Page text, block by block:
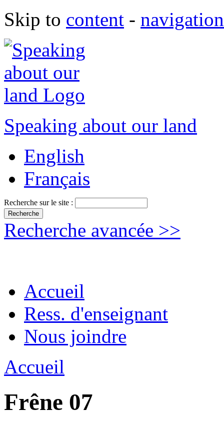
Skip to content - navigation
Speaking about our land
English
Français
Recherche sur le site :
Recherche avancée >>
Accueil
Ress. d'enseignant
Nous joindre
Accueil
Frêne 07